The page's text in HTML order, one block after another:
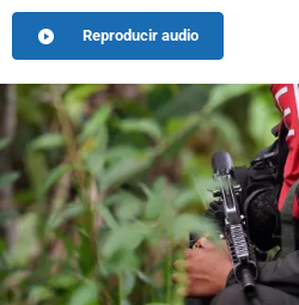
Reproducir audio